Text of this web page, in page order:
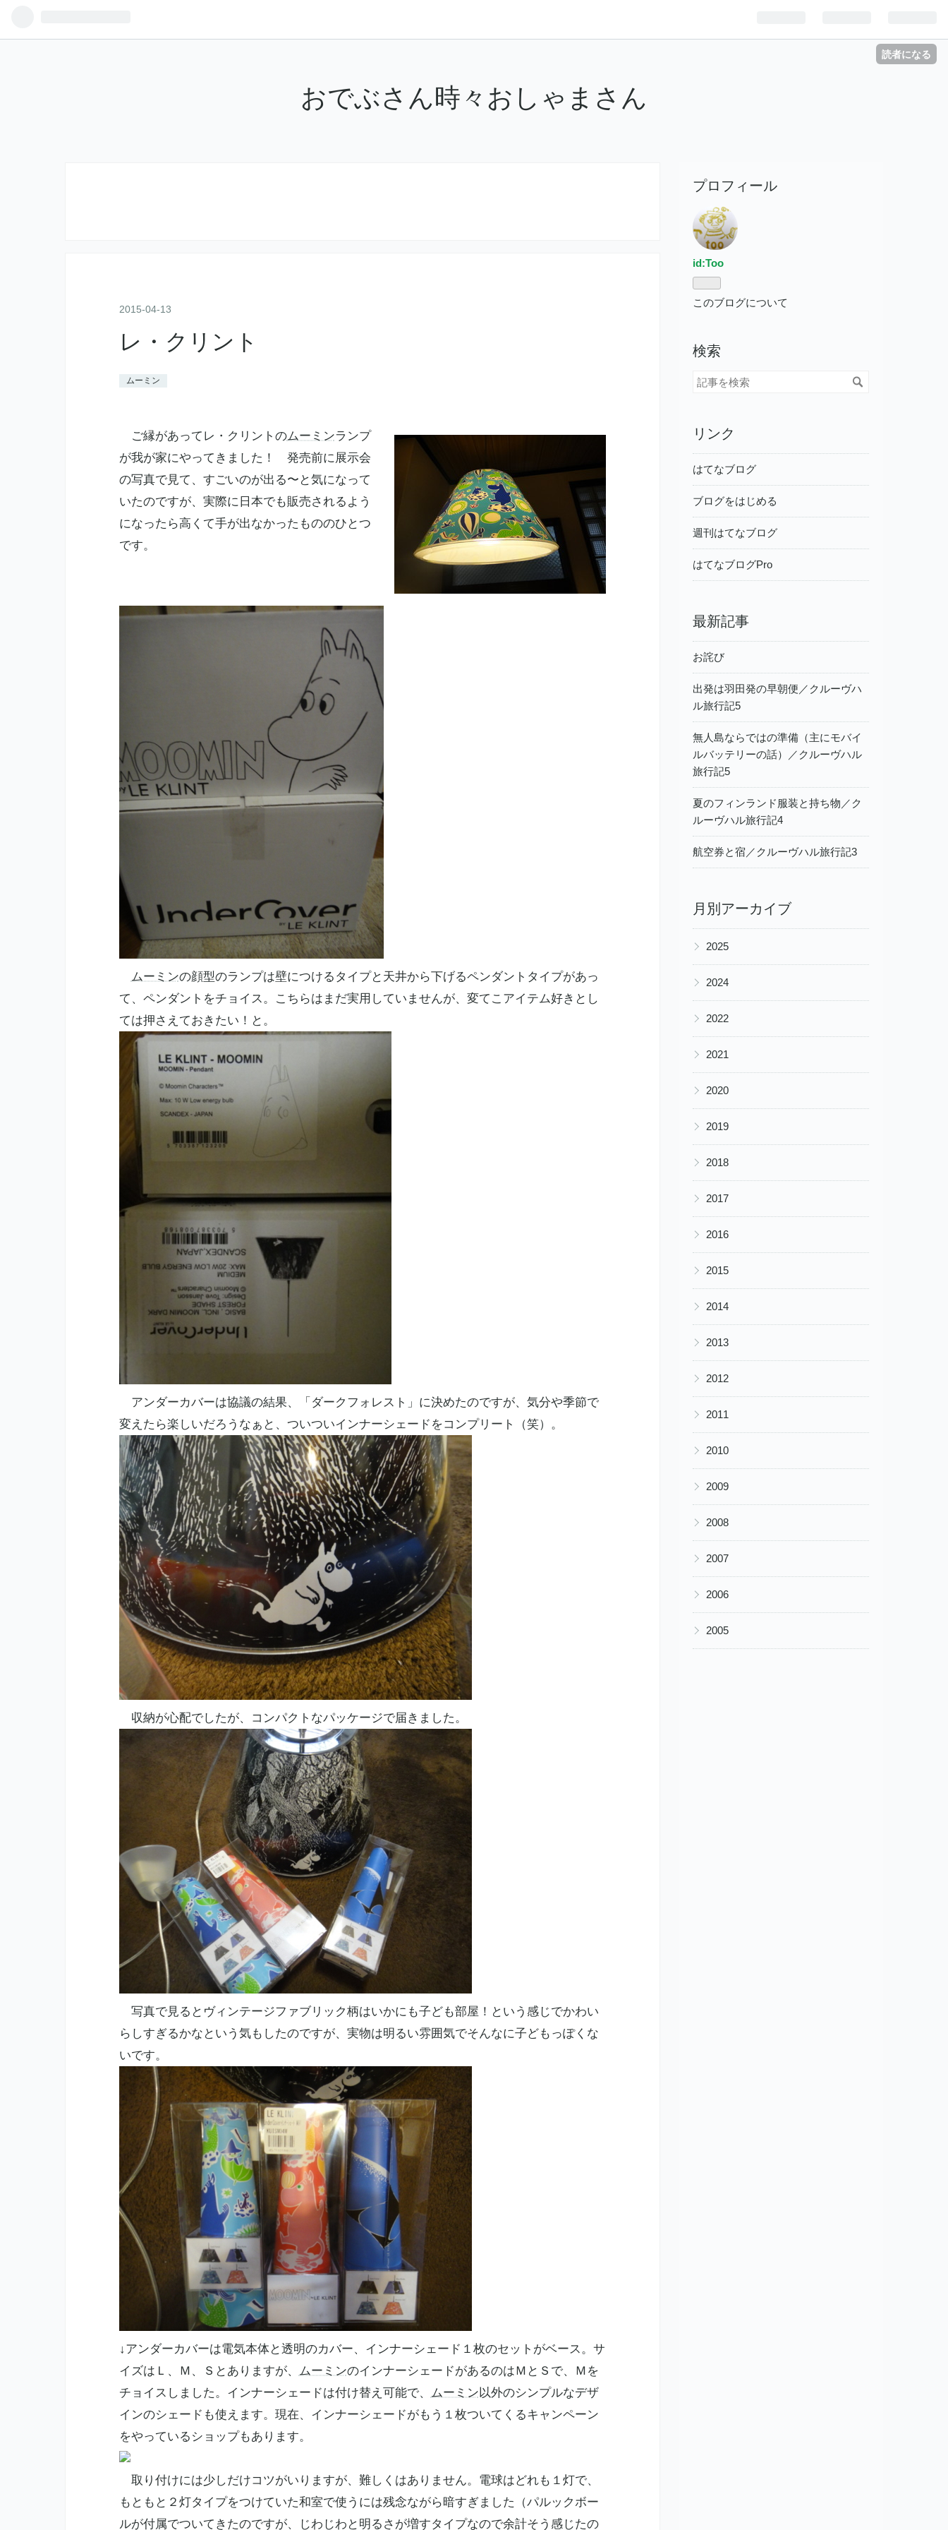
読者になる
おでぶさん時々おしゃまさん
2015-04-13
レ・クリント
ムーミン
ご縁があってレ・クリントのムーミンランプ
が我が家にやってきました！ 発売前に展示会
の写真で見て、すごいのが出る〜と気になって
いたのですが、実際に日本でも販売されるよう
になったら高くて手が出なかったもののひとつ
です。
ムーミンの顔型のランプは壁につけるタイプと天井から下げるペンダントタイプがあっ
て、ペンダントをチョイス。こちらはまだ実用していませんが、変てこアイテム好きとし
ては押さえておきたい！と。
アンダーカバーは協議の結果、「ダークフォレスト」に決めたのですが、気分や季節で
変えたら楽しいだろうなぁと、ついついインナーシェードをコンプリート（笑）。
収納が心配でしたが、コンパクトなパッケージで届きました。
写真で見るとヴィンテージファブリック柄はいかにも子ども部屋！という感じでかわい
らしすぎるかなという気もしたのですが、実物は明るい雰囲気でそんなに子どもっぽくな
いです。
↓アンダーカバーは電気本体と透明のカバー、インナーシェード１枚のセットがベース。サ
イズはＬ、Ｍ、Ｓとありますが、
ムーミンのインナーシェードがあるのはＭとＳで、Ｍを
チョイスしました。インナーシェードは付け替え可能で、
ムーミン 以外のシンプルなデザ
インのシェードも使えます。現在、インナーシェードがもう１枚ついてくるキャンペーン
をやっているショップもあります。
取り付けには少しだけコツがいりますが、難しくはありません。電球はどれも１灯で、
もともと２灯タイプをつけていた和室で使うには残念ながら暗すぎました（パルックボー
ルが付属でついてきたのですが、じわじわと明るさが増すタイプなので余計そう感じたの
プロフィール
id:Too
このブログについて
検索
リンク
はてなブログ
ブログをはじめる
週刊はてなブログ
はてなブログPro
最新記事
お詫び
出発は羽田発の早朝便／クルーヴハ
ル旅行記5
無人島ならではの準備（主にモバイ
ルバッテリーの話）／クルーヴハル
旅行記5
夏のフィンランド服装と持ち物／ク
ルーヴハル旅行記4
航空券と宿／クルーヴハル旅行記3
月別アーカイブ
▶ 2025
▶ 2024
▶ 2022
▶ 2021
▶ 2020
▶ 2019
▶ 2018
▶ 2017
▶ 2016
▶ 2015
▶ 2014
▶ 2013
▶ 2012
▶ 2011
▶ 2010
▶ 2009
▶ 2008
▶ 2007
▶ 2006
▶ 2005